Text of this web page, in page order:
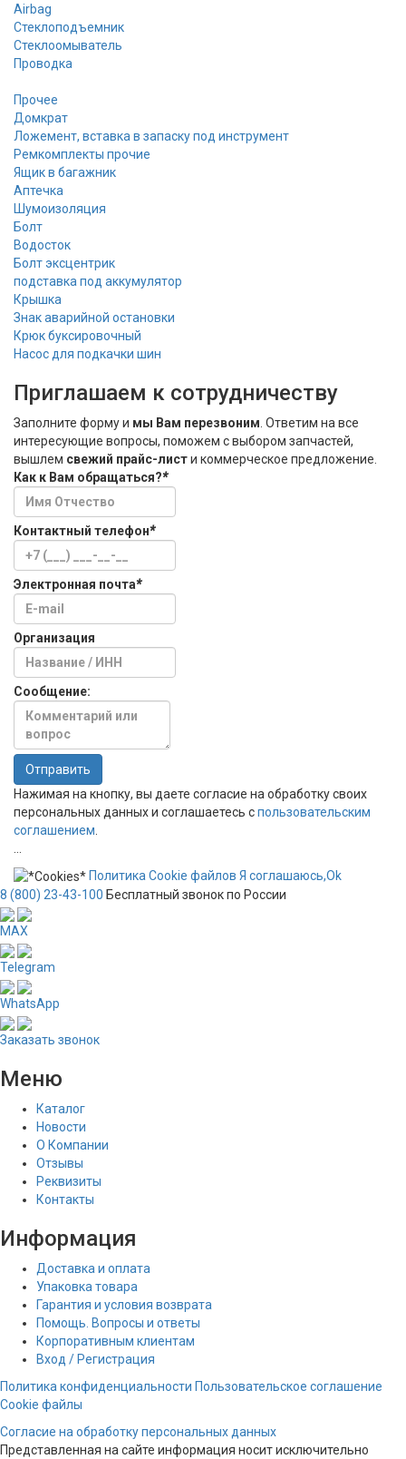
Airbag
Стеклоподъемник
Стеклоомыватель
Проводка
Прочее
Домкрат
Ложемент, вставка в запаску под инструмент
Ремкомплекты прочие
Ящик в багажник
Аптечка
Шумоизоляция
Болт
Водосток
Болт эксцентрик
подставка под аккумулятор
Крышка
Знак аварийной остановки
Крюк буксировочный
Насос для подкачки шин
Приглашаем к сотрудничеству
Заполните форму и мы Вам перезвоним . Ответим на все
интересующие вопросы, поможем с выбором запчастей,
вышлем свежий прайс-листи коммерческое предложение.
Как к Вам обращаться?*
Контактный телефон*
Электронная почта*
Организация
Сообщение:
Отправить
Нажимая на кнопку, вы даете согласие на обработку своих
персональных данных и соглашаетесь спользовательским
соглашением
Политика Сookie файлов Я соглашаюсь,Ok
8 (800) 23-43-100 Бесплатный звонок по России
MAX
Telegram
WhatsApp
Заказать звонок
Меню
Каталог
Новости
О Компании
Отзывы
Реквизиты
Контакты
Информация
Доставка и оплата
Упаковка товара
Гарантия и условия возврата
Помощь. Вопросы и ответы
Корпоративным клиентам
Вход / Регистрация
Политика конфиденциальности Пользовательское соглашение
Cookie файлы
Согласие на обработку персональных данных
Представленная на сайте информация носит исключительно